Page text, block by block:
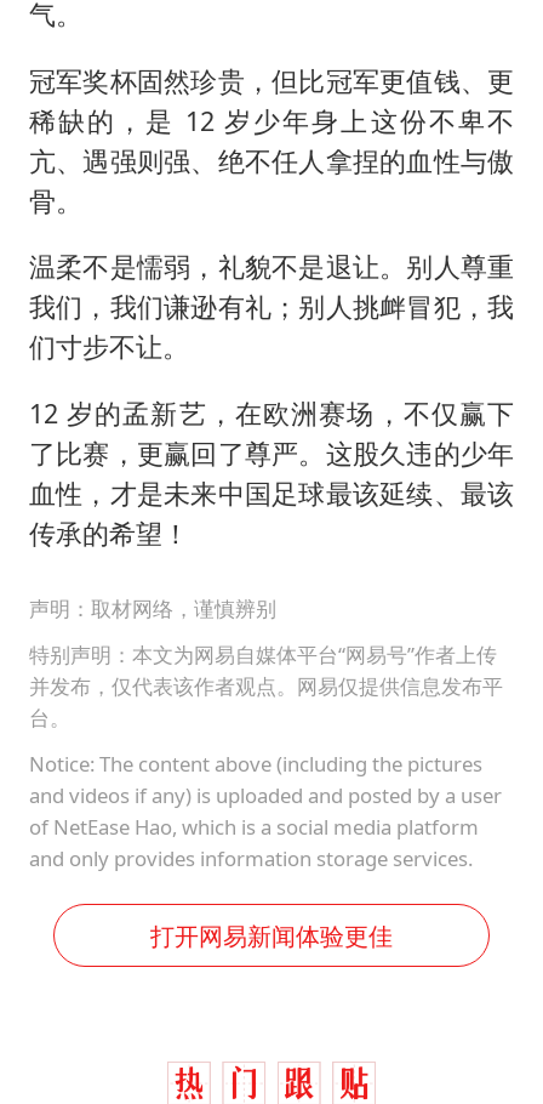
气。
冠军奖杯固然珍贵，但比冠军更值钱、更
稀缺的，是 12 岁少年身上这份不卑不
亢、遇强则强、绝不任人拿捏的血性与傲
骨。
温柔不是懦弱，礼貌不是退让。别人尊重
我们，我们谦逊有礼；别人挑衅冒犯，我
们寸步不让。
12 岁的孟新艺，在欧洲赛场，不仅赢下
了比赛，更赢回了尊严。这股久违的少年
血性，才是未来中国足球最该延续、最该
传承的希望！
声明：取材网络，谨慎辨别
特别声明：本文为网易自媒体平台“网易号”作者上传
并发布，仅代表该作者观点。网易仅提供信息发布平
台。
Notice: The content above (including the pictures
and videos if any) is uploaded and posted by a user
of NetEase Hao, which is a social media platform
and only provides information storage services.
打开网易新闻体验更佳